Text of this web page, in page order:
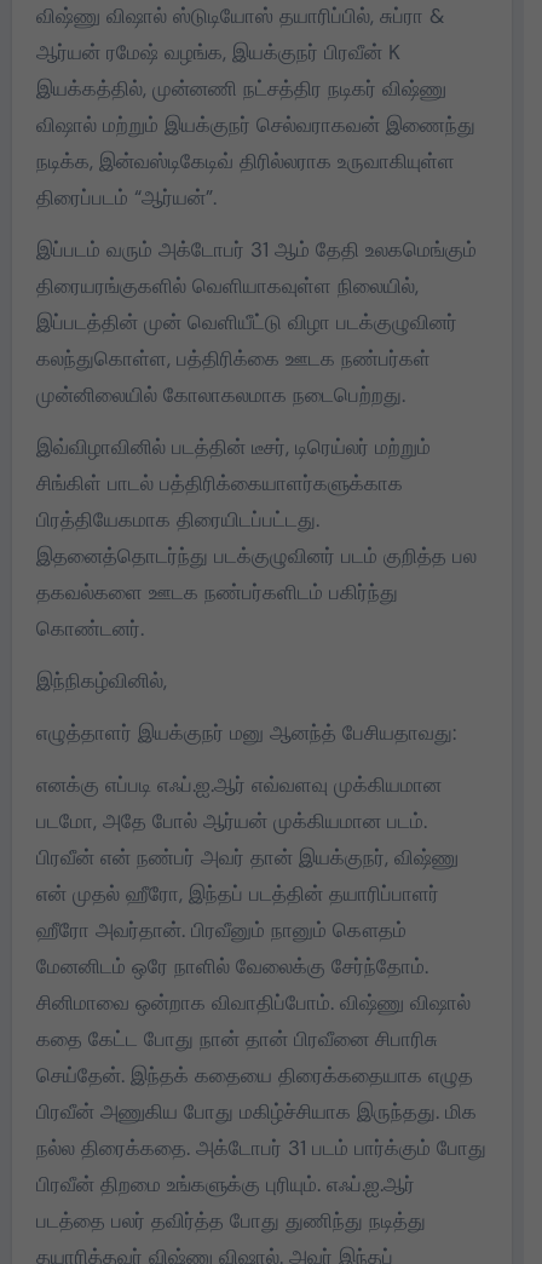
விஷ்ணு விஷால் ஸ்டுடியோஸ் தயாரிப்பில், சுப்ரா &
ஆர்யன் ரமேஷ் வழங்க, இயக்குநர் பிரவீன் K
இயக்கத்தில், முன்னணி நட்சத்திர நடிகர் விஷ்ணு
விஷால் மற்றும் இயக்குநர் செல்வராகவன் இணைந்து
நடிக்க, இன்வஸ்டிகேடிவ் திரில்லராக உருவாகியுள்ள
திரைப்படம் “ஆர்யன்”.
இப்படம் வரும் அக்டோபர் 31 ஆம் தேதி உலகமெங்கும்
திரையரங்குகளில் வெளியாகவுள்ள நிலையில்,
இப்படத்தின் முன் வெளியீட்டு விழா படக்குழுவினர்
கலந்துகொள்ள, பத்திரிக்கை ஊடக நண்பர்கள்
முன்னிலையில் கோலாகலமாக நடைபெற்றது.
இவ்விழாவினில் படத்தின் டீசர், டிரெய்லர் மற்றும்
சிங்கிள் பாடல் பத்திரிக்கையாளர்களுக்காக
பிரத்தியேகமாக திரையிடப்பட்டது.
இதனைத்தொடர்ந்து படக்குழுவினர் படம் குறித்த பல
தகவல்களை ஊடக நண்பர்களிடம் பகிர்ந்து
கொண்டனர்.
இந்நிகழ்வினில்,
எழுத்தாளர் இயக்குநர் மனு ஆனந்த் பேசியதாவது:
எனக்கு எப்படி எஃப்.ஐ.ஆர் எவ்வளவு முக்கியமான
படமோ, அதே போல் ஆர்யன் முக்கியமான படம்.
பிரவீன் என் நண்பர் அவர் தான் இயக்குநர், விஷ்ணு
என் முதல் ஹீரோ, இந்தப் படத்தின் தயாரிப்பாளர்
ஹீரோ அவர்தான். பிரவீனும் நானும் கௌதம்
மேனனிடம் ஒரே நாளில் வேலைக்கு சேர்ந்தோம்.
சினிமாவை ஒன்றாக விவாதிப்போம். விஷ்ணு விஷால்
கதை கேட்ட போது நான் தான் பிரவீனை சிபாரிசு
செய்தேன். இந்தக் கதையை திரைக்கதையாக எழுத
பிரவீன் அணுகிய போது மகிழ்ச்சியாக இருந்தது. மிக
நல்ல திரைக்கதை. அக்டோபர் 31 படம் பார்க்கும் போது
பிரவீன் திறமை உங்களுக்கு புரியும். எஃப்.ஐ.ஆர்
படத்தை பலர் தவிர்த்த போது துணிந்து நடித்து
தயாரித்தவர் விஷ்ணு விஷால். அவர் இந்தப்